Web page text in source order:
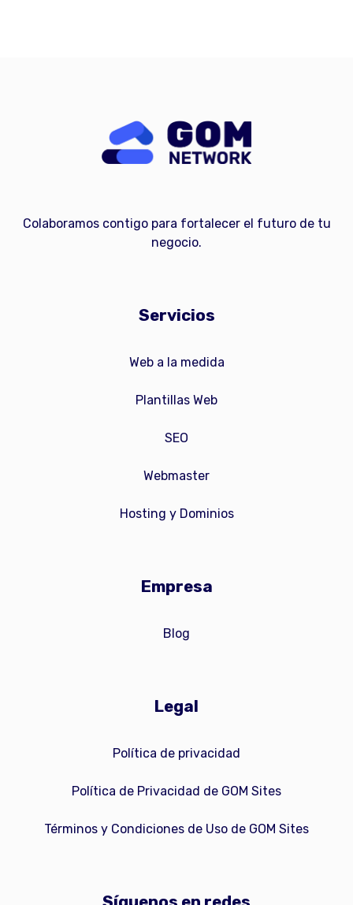
Colaboramos contigo para fortalecer el futuro de tu
negocio.
Servicios
Web a la medida
Plantillas Web
SEO
Webmaster
Hosting y Dominios
Empresa
Blog
Legal
Política de privacidad
Política de Privacidad de GOM Sites
Términos y Condiciones de Uso de GOM Sites